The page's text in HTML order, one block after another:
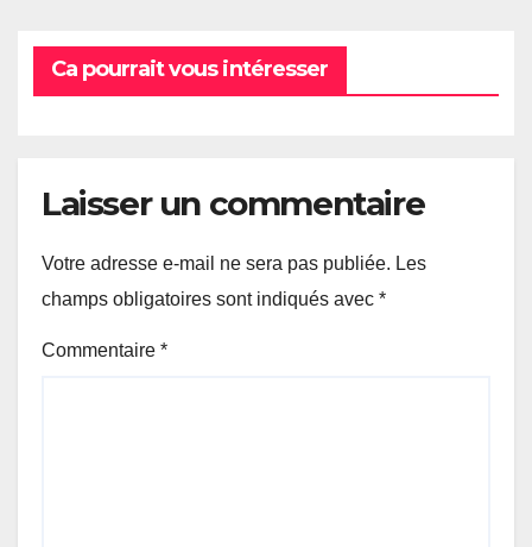
Ca pourrait vous intéresser
Laisser un commentaire
Votre adresse e-mail ne sera pas publiée. Les
champs obligatoires sont indiqués avec *
Commentaire *